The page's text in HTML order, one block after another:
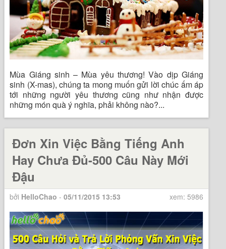
Mùa Giáng sinh – Mùa yêu thương! Vào dịp Giáng
sinh (X-mas), chúng ta mong muốn gửi lời chúc ấm áp
tới những người yêu thương cũng như nhận được
những món quà ý nghĩa, phải không nào?...
Đơn Xin Việc Bằng Tiếng Anh
Hay Chưa Đủ-500 Câu Này Mới
Đậu
bởi HelloChao -05/11/2015 13:53 xem: 5986